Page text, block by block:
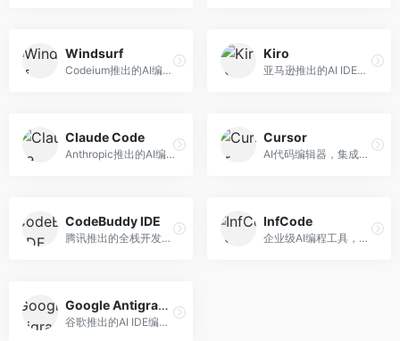
Windsurf
Codeium推出的AI编程工具，专注于代码智能辅助。面向开发者，提供代码补全、代码生成、代码解释等服务，多语言支持完善。
Kiro
亚马逊推出的AI IDE，深度整合AWS云服务。面向AWS开发者，提供代码生成、云服务集成、部署自动化等服务，与AWS生态无缝衔接。
Claude Code
Anthropic推出的AI编程工具，基于Claude模型。面向开发者，提供代码生成、代码审查、调试辅助等服务，代码质量高，推理能力强。
Cursor
AI代码编辑器，集成GPT-4模型，专注于智能编程辅助。面向开发者，提供代码生成、代码解释、错误修复等服务，编程体验流畅，开发效率高。
CodeBuddy IDE
腾讯推出的全栈开发AI IDE，整合腾讯云服务。面向开发者，提供代码生成、调试辅助、部署服务等功能，与腾讯云生态深度整合。
InfCode
企业级AI编程工具，专注于团队协作开发。面向企业开发团队，提供代码生成、代码审查、团队协作等服务，企业级功能完善。
Google Antigravity
谷歌推出的AI IDE编程智能体，整合Google Cloud服务。面向谷歌生态开发者，提供智能编程辅助、云服务集成等功能。